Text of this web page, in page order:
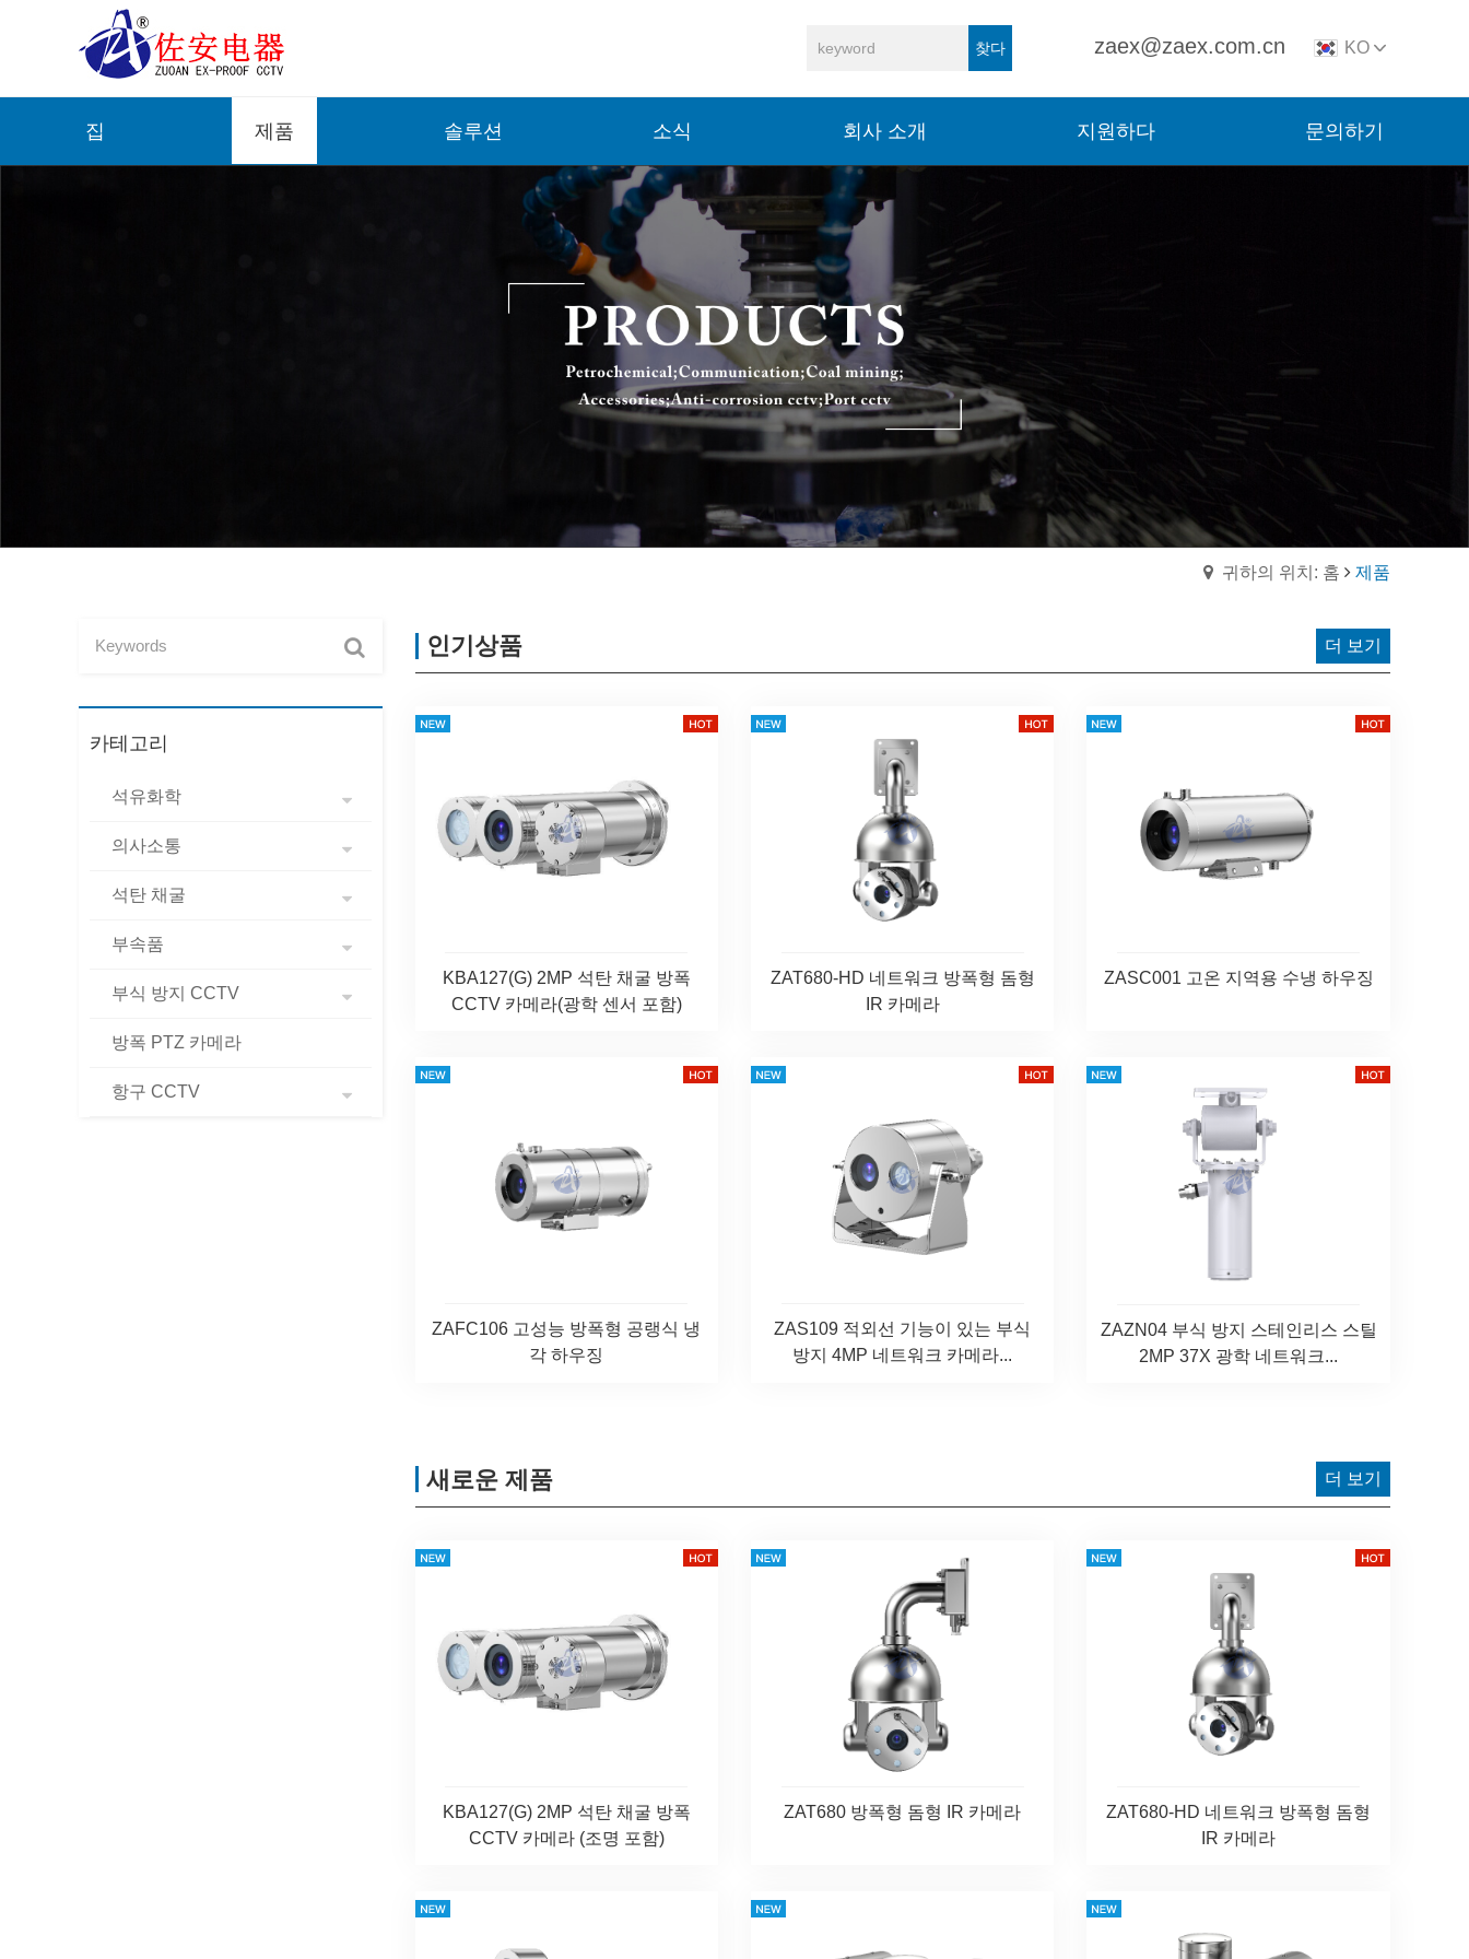
찾다 zaex@zaex.com.cn KO
집 제품 솔루션 소식 회사 소개 지원하다 문의하기
귀하의 위치: 홈 제품
카테고리
석유화학
의사소통
석탄 채굴
부속품
부식 방지 CCTV
방폭 PTZ 카메라
항구 CCTV
인기상품 더 보기
KBA127(G) 2MP 석탄 채굴 방폭
CCTV 카메라(광학 센서 포함)
ZAT680-HD 네트워크 방폭형 돔형
IR 카메라
ZASC001 고온 지역용 수냉 하우징
ZAFC106 고성능 방폭형 공랭식 냉
각 하우징
ZAS109 적외선 기능이 있는 부식
방지 4MP 네트워크 카메라...
ZAZN04 부식 방지 스테인리스 스틸
2MP 37X 광학 네트워크...
새로운 제품 더 보기
KBA127(G) 2MP 석탄 채굴 방폭
CCTV 카메라 (조명 포함)
ZAT680 방폭형 돔형 IR 카메라
ZAT680-HD 네트워크 방폭형 돔형
IR 카메라